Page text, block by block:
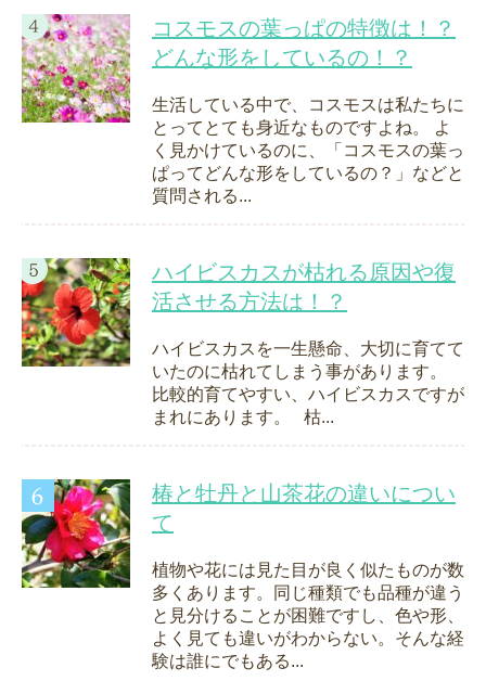
コスモスの葉っぱの特徴は！？
どんな形をしているの！？
生活している中で、コスモスは私たちに
とってとても身近なものですよね。 よ
く見かけているのに、「コスモスの葉っ
ぱってどんな形をしているの？」などと
質問される...
ハイビスカスが枯れる原因や復
活させる方法は！？
ハイビスカスを一生懸命、大切に育てて
いたのに枯れてしまう事があります。
比較的育てやすい、ハイビスカスですが
まれにあります。 枯...
椿と牡丹と山茶花の違いについ
て
植物や花には見た目が良く似たものが数
多くあります。同じ種類でも品種が違う
と見分けることが困難ですし、色や形、
よく見ても違いがわからない。そんな経
験は誰にでもある...